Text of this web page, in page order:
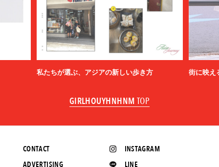
私たちが選ぶ、アジアの新しい歩き方 街に映え
GIRLHOUYHNHNM TOP
INSTAGRAM
LINE
CONTACT
ADVERTISING